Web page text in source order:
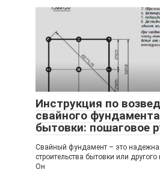
Инструкция по
свайного
бытовки: пошаговое
Свайный фундамент – это
строительства бытовки или
Он